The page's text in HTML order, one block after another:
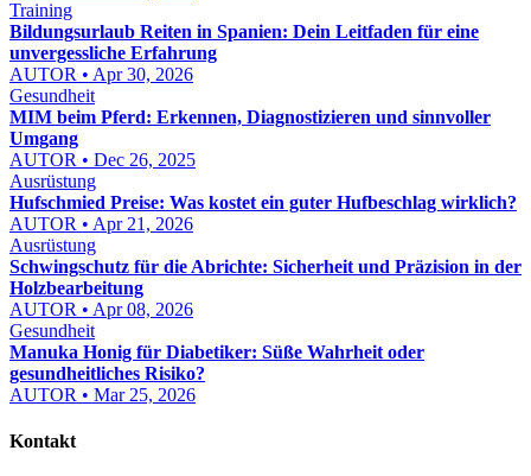
Training
Bildungsurlaub Reiten in Spanien: Dein Leitfaden für eine
unvergessliche Erfahrung
AUTOR • Apr 30, 2026
Gesundheit
MIM beim Pferd: Erkennen, Diagnostizieren und sinnvoller
Umgang
AUTOR • Dec 26, 2025
Ausrüstung
Hufschmied Preise: Was kostet ein guter Hufbeschlag wirklich?
AUTOR • Apr 21, 2026
Ausrüstung
Schwingschutz für die Abrichte: Sicherheit und Präzision in der
Holzbearbeitung
AUTOR • Apr 08, 2026
Gesundheit
Manuka Honig für Diabetiker: Süße Wahrheit oder
gesundheitliches Risiko?
AUTOR • Mar 25, 2026
Kontakt